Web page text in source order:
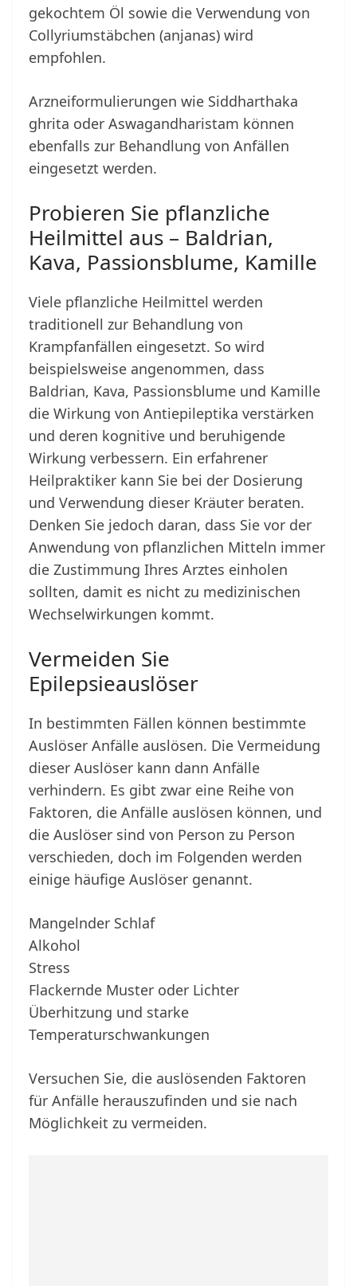
gekochtem Öl sowie die Verwendung von
Collyriumstäbchen (anjanas) wird
empfohlen.
Arzneiformulierungen wie Siddharthaka
ghrita oder Aswagandharistam können
ebenfalls zur Behandlung von Anfällen
eingesetzt werden.
Probieren Sie pflanzliche
Heilmittel aus – Baldrian,
Kava, Passionsblume, Kamille
Viele pflanzliche Heilmittel werden
traditionell zur Behandlung von
Krampfanfällen eingesetzt. So wird
beispielsweise angenommen, dass
Baldrian, Kava, Passionsblume und Kamille
die Wirkung von Antiepileptika verstärken
und deren kognitive und beruhigende
Wirkung verbessern. Ein erfahrener
Heilpraktiker kann Sie bei der Dosierung
und Verwendung dieser Kräuter beraten.
Denken Sie jedoch daran, dass Sie vor der
Anwendung von pflanzlichen Mitteln immer
die Zustimmung Ihres Arztes einholen
sollten, damit es nicht zu medizinischen
Wechselwirkungen kommt.
Vermeiden Sie
Epilepsieauslöser
In bestimmten Fällen können bestimmte
Auslöser Anfälle auslösen. Die Vermeidung
dieser Auslöser kann dann Anfälle
verhindern. Es gibt zwar eine Reihe von
Faktoren, die Anfälle auslösen können, und
die Auslöser sind von Person zu Person
verschieden, doch im Folgenden werden
einige häufige Auslöser genannt.
Mangelnder Schlaf
Alkohol
Stress
Flackernde Muster oder Lichter
Überhitzung und starke
Temperaturschwankungen
Versuchen Sie, die auslösenden Faktoren
für Anfälle herauszufinden und sie nach
Möglichkeit zu vermeiden.